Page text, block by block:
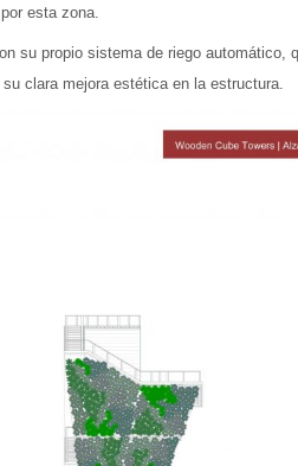
esta zona.
su propio sistema de riego automático,
clara mejora estética en la estructura.